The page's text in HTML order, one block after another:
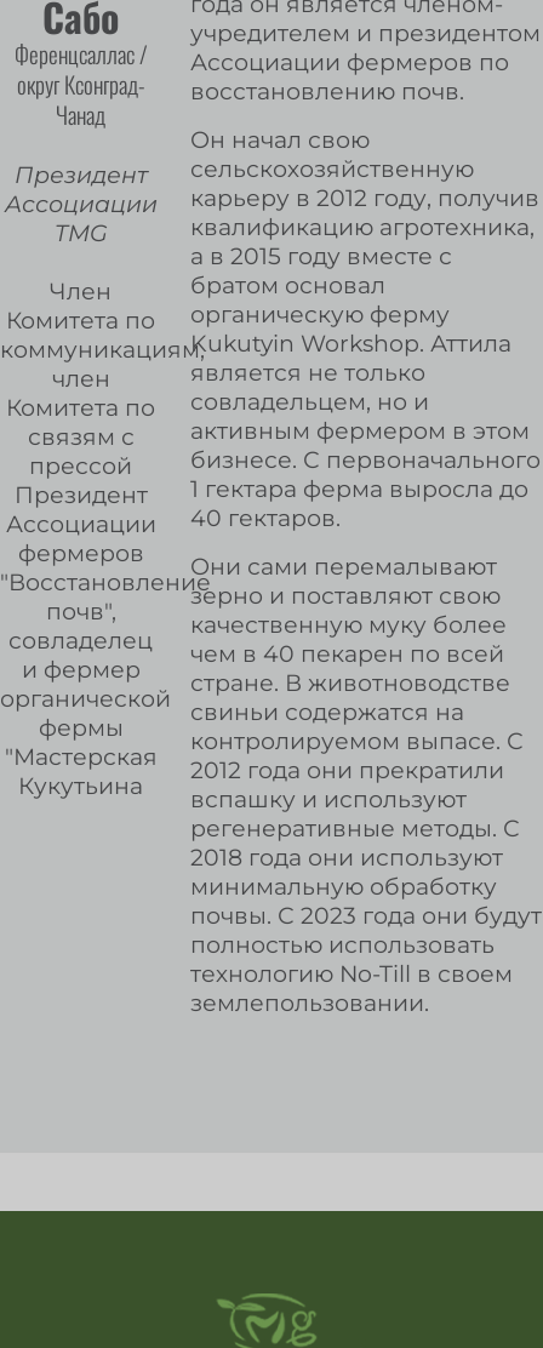
Сабо
Ференцсаллас /
округ Ксонград-
Чанад
Президент
Ассоциации
TMG
Член
Комитета по
коммуникациям,
член
Комитета по
связям с
прессой
Президент
Ассоциации
фермеров
"Восстановление
почв",
совладелец
и фермер
органической
фермы
"Мастерская
Кукутьина
учредителем и президентом
Ассоциации фермеров по
восстановлению почв.
Он начал свою
сельскохозяйственную
карьеру в 2012 году, получив
квалификацию агротехника,
а в 2015 году вместе с
братом основал
органическую ферму
Kukutyin Workshop. Аттила
является не только
совладельцем, но и
активным фермером в этом
бизнесе. С первоначального
1 гектара ферма выросла до
40 гектаров.
Они сами перемалывают
зерно и поставляют свою
качественную муку более
чем в 40 пекарен по всей
стране. В животноводстве
свиньи содержатся на
контролируемом выпасе. С
2012 года они прекратили
вспашку и используют
регенеративные методы. С
2018 года они используют
минимальную обработку
почвы. С 2023 года они будут
полностью использовать
технологию No-Till в своем
землепользовании.